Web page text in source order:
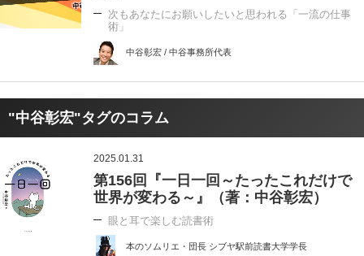
次もあなたにお願いしたいと思われる「一流の仕事
術」
中谷彰宏 / 中谷事務所代表
"中谷彰宏"タグのコラム
2025.01.31
第156回『一日一回～たったこれだけで
世界が変わる～』（著：中谷彰宏）
眼と耳で楽しむ読書術
本のソムリエ・団長 シブヤ駅前読書大学学長